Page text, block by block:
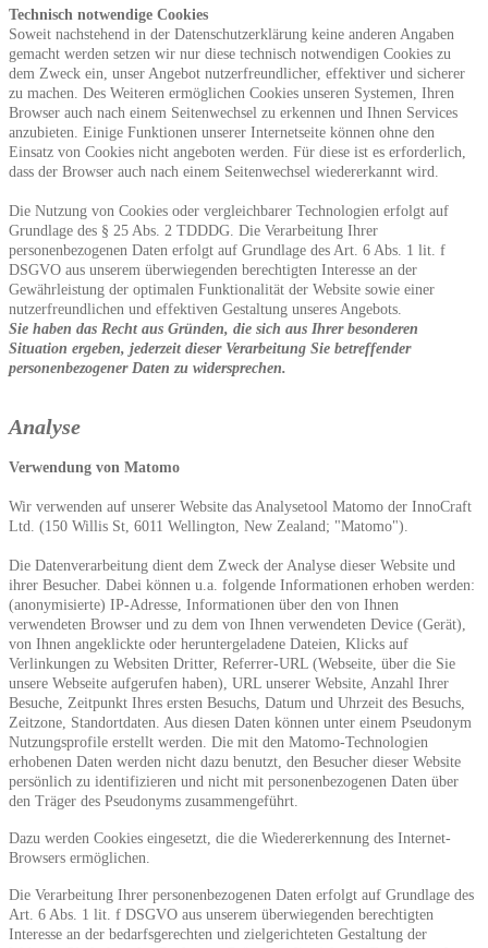
Technisch notwendige Cookies
Soweit nachstehend in der Datenschutzerklärung keine anderen Angaben
gemacht werden setzen wir nur diese technisch notwendigen Cookies zu
dem Zweck ein, unser Angebot nutzerfreundlicher, effektiver und sicherer
zu machen. Des Weiteren ermöglichen Cookies unseren Systemen, Ihren
Browser auch nach einem Seitenwechsel zu erkennen und Ihnen Services
anzubieten. Einige Funktionen unserer Internetseite können ohne den
Einsatz von Cookies nicht angeboten werden. Für diese ist es erforderlich,
dass der Browser auch nach einem Seitenwechsel wiedererkannt wird.
Die Nutzung von Cookies oder vergleichbarer Technologien erfolgt auf
Grundlage des § 25 Abs. 2 TDDDG. Die Verarbeitung Ihrer
personenbezogenen Daten erfolgt auf Grundlage des Art. 6 Abs. 1 lit. f
DSGVO aus unserem überwiegenden berechtigten Interesse an der
Gewährleistung der optimalen Funktionalität der Website sowie einer
nutzerfreundlichen und effektiven Gestaltung unseres Angebots.
Sie haben das Recht aus Gründen, die sich aus Ihrer besonderen
Situation ergeben, jederzeit dieser Verarbeitung Sie betreffender
personenbezogener Daten zu widersprechen.
Analyse
Verwendung von Matomo
Wir verwenden auf unserer Website das Analysetool Matomo der InnoCraft
Ltd. (150 Willis St, 6011 Wellington, New Zealand; "Matomo").
Die Datenverarbeitung dient dem Zweck der Analyse dieser Website und
ihrer Besucher. Dabei können u.a. folgende Informationen erhoben werden:
(anonymisierte) IP-Adresse, Informationen über den von Ihnen
verwendeten Browser und zu dem von Ihnen verwendeten Device (Gerät),
von Ihnen angeklickte oder heruntergeladene Dateien, Klicks auf
Verlinkungen zu Websiten Dritter, Referrer-URL (Webseite, über die Sie
unsere Webseite aufgerufen haben), URL unserer Website, Anzahl Ihrer
Besuche, Zeitpunkt Ihres ersten Besuchs, Datum und Uhrzeit des Besuchs,
Zeitzone, Standortdaten. Aus diesen Daten können unter einem Pseudonym
Nutzungsprofile erstellt werden. Die mit den Matomo-Technologien
erhobenen Daten werden nicht dazu benutzt, den Besucher dieser Website
persönlich zu identifizieren und nicht mit personenbezogenen Daten über
den Träger des Pseudonyms zusammengeführt.
Dazu werden Cookies eingesetzt, die die Wiedererkennung des Internet-
Browsers ermöglichen.
Die Verarbeitung Ihrer personenbezogenen Daten erfolgt auf Grundlage des
Art. 6 Abs. 1 lit. f DSGVO aus unserem überwiegenden berechtigten
Interesse an der bedarfsgerechten und zielgerichteten Gestaltung der